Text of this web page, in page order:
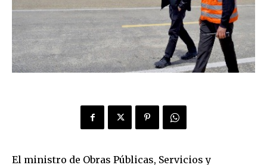
El ministro de Obras Públicas, Servicios y